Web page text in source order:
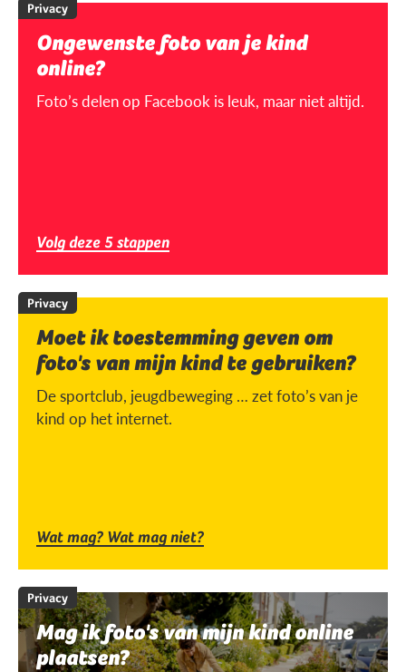
Privacy
Ongewenste foto van je kind
online?
Foto’s delen op Facebook is leuk, maar niet altijd.
Volg deze 5 stappen
Privacy
Moet ik toestemming geven om
foto's van mijn kind te gebruiken?
De sportclub, jeugdbeweging … zet foto’s van je
kind op het internet.
Wat mag? Wat mag niet?
Privacy
Mag ik foto's van mijn kind online
plaatsen?